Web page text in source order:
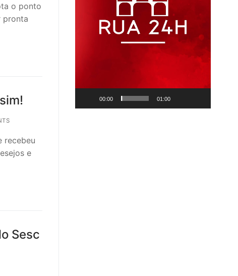
o ponto
pronta
recebeu
e
Sesc
00:00 01:00